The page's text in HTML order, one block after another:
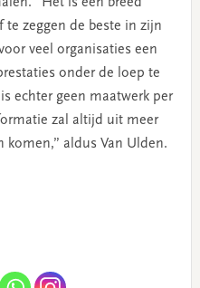
zeggen de beste in zijn
veel organisaties een
onder de loep te
echter geen maatwerk per
zal altijd uit meer
aldus Van Ulden.